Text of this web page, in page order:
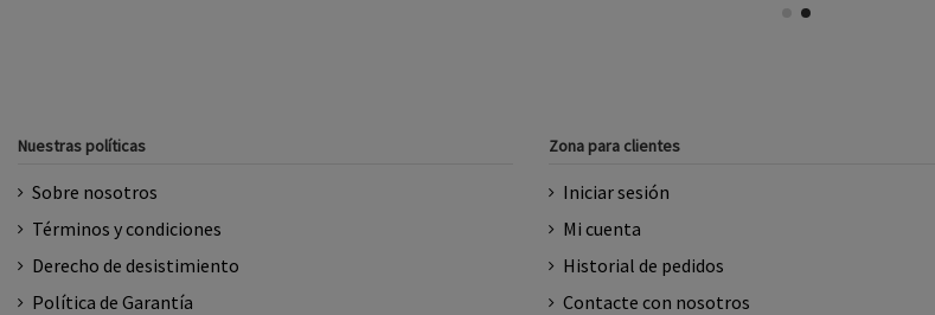
Nuestras políticas
Sobre nosotros
Términos y condiciones
Derecho de desistimiento
Política de Garantía
Zona para clientes
Iniciar sesión
Mi cuenta
Historial de pedidos
Contacte con nosotros